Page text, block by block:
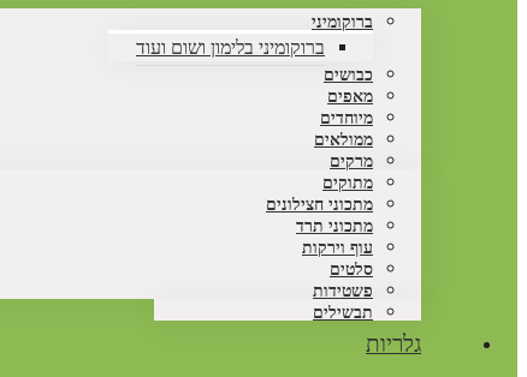
ברוקומיני
ברוקומיני בלימון ושום ועוד
כבושים
מאפים
מיוחדים
ממולאים
מרקים
מתוקים
מתכוני חצילונים
מתכוני תרד
עוף וירקות
סלטים
פשטידות
תבשילים
גלריות